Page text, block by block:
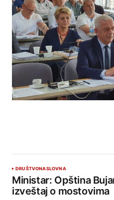
DRUŠTVONASLOVNA
Ministar: Opština
izveštaj o mostovima